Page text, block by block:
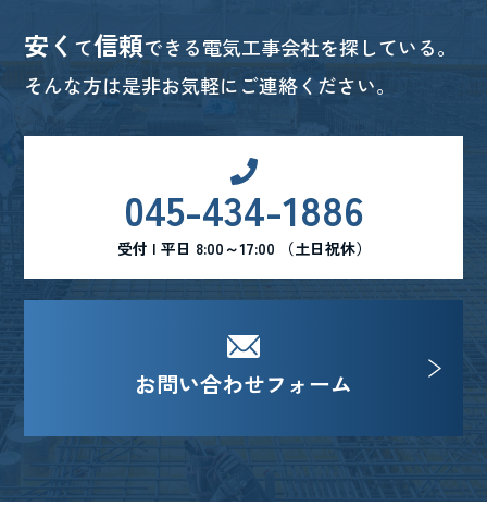
安く て信頼できる電気工事会社を探している。
そんな方は是非お気軽にご連絡ください。
045-434-1886
受付 | 平日 8:00～17:00 （土日祝休）
お問い合わせフォーム